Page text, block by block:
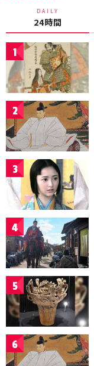
DAILY
24時間
1
2
3
4
5
6